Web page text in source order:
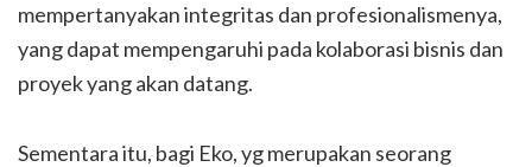
mempertanyakan integritas dan profesionalismenya,
yang dapat mempengaruhi pada kolaborasi bisnis dan
proyek yang akan datang.
Sementara itu, bagi Eko, yg merupakan seorang